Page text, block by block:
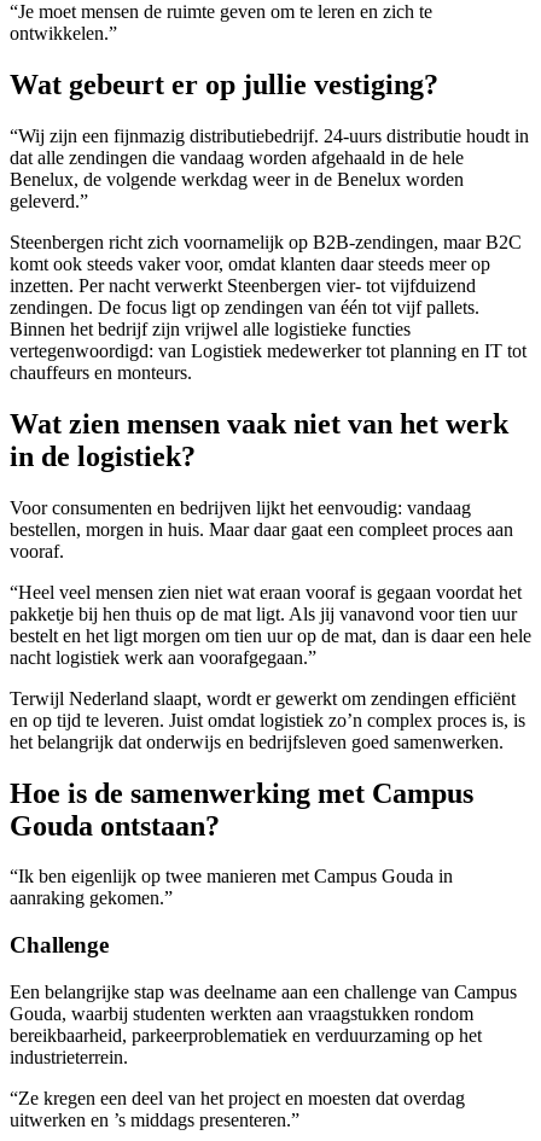
“Je moet mensen de ruimte geven om te leren en zich te
ontwikkelen.”
Wat gebeurt er op jullie vestiging?
“Wij zijn een fijnmazig distributiebedrijf. 24-uurs distributie houdt in
dat alle zendingen die vandaag worden afgehaald in de hele
Benelux, de volgende werkdag weer in de Benelux worden
geleverd.”
Steenbergen richt zich voornamelijk op B2B-zendingen, maar B2C
komt ook steeds vaker voor, omdat klanten daar steeds meer op
inzetten. Per nacht verwerkt Steenbergen vier- tot vijfduizend
zendingen. De focus ligt op zendingen van één tot vijf pallets.
Binnen het bedrijf zijn vrijwel alle logistieke functies
vertegenwoordigd: van Logistiek medewerker tot planning en IT tot
chauffeurs en monteurs.
Wat zien mensen vaak niet van het werk
in de logistiek?
Voor consumenten en bedrijven lijkt het eenvoudig: vandaag
bestellen, morgen in huis. Maar daar gaat een compleet proces aan
vooraf.
“Heel veel mensen zien niet wat eraan vooraf is gegaan voordat het
pakketje bij hen thuis op de mat ligt. Als jij vanavond voor tien uur
bestelt en het ligt morgen om tien uur op de mat, dan is daar een hele
nacht logistiek werk aan voorafgegaan.”
Terwijl Nederland slaapt, wordt er gewerkt om zendingen efficiënt
en op tijd te leveren. Juist omdat logistiek zo’n complex proces is, is
het belangrijk dat onderwijs en bedrijfsleven goed samenwerken.
Hoe is de samenwerking met Campus
Gouda ontstaan?
“Ik ben eigenlijk op twee manieren met Campus Gouda in
aanraking gekomen.”
Challenge
Een belangrijke stap was deelname aan een challenge van Campus
Gouda, waarbij studenten werkten aan vraagstukken rondom
bereikbaarheid, parkeerproblematiek en verduurzaming op het
industrieterrein.
“Ze kregen een deel van het project en moesten dat overdag
uitwerken en ’s middags presenteren.”